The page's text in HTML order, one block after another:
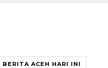
BERITA ACEH HARI INI